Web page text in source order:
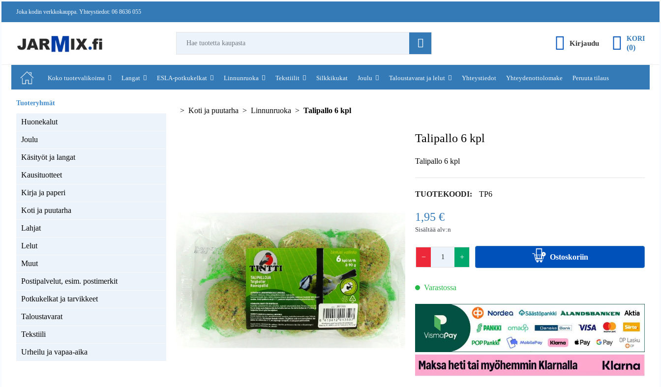
Joka kodin verkkokauppa. Yhteystiedot: 06 8636 055
Kirjaudu
KORI
(0)
Koko tuotevalikoima Langat ESLA-potkukelkat Linnunruoka Tekstiilit Silkkikukat Joulu Taloustavarat ja lelut Yhteystiedot Yhteydenottolomake Peruuta tilaus
Huonekalut
Joulu
Käsityöt ja langat
Kausituotteet
Kirja ja paperi
Koti ja puutarha
Lahjat
Lelut
Muut
Postipalvelut, esim. postimerkit
Potkukelkat ja tarvikkeet
Taloustavarat
Tekstiili
Urheilu ja vapaa-aika
Koti ja puutarha Linnunruoka Talipallo 6 kpl
Talipallo 6 kpl
Talipallo 6 kpl
TUOTEKOODI: TP6
1,95 €
Sisältää alv:n
− + Ostoskoriin
Varastossa